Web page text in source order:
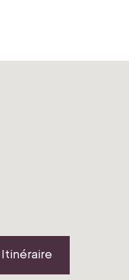
Itinéraire